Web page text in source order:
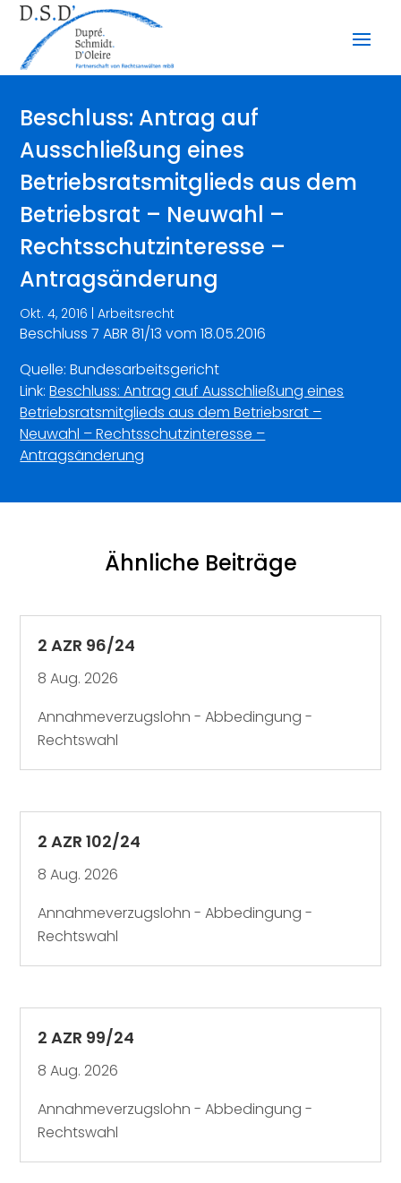
Beschluss: Antrag auf
Ausschließung eines
Betriebsratsmitglieds aus dem
Betriebsrat – Neuwahl –
Rechtsschutzinteresse –
Antragsänderung
Okt. 4, 2016 |Arbeitsrecht
Beschluss 7 ABR 81/13 vom 18.05.2016
Quelle: Bundesarbeitsgericht
Link:Beschluss: Antrag auf Ausschließung eines
Betriebsratsmitglieds aus dem Betriebsrat –
Neuwahl – Rechtsschutzinteresse –
Antragsänderung
Ähnliche Beiträge
2 AZR 96/24
8 Aug. 2026
Annahmeverzugslohn - Abbedingung -
Rechtswahl
2 AZR 102/24
8 Aug. 2026
Annahmeverzugslohn - Abbedingung -
Rechtswahl
2 AZR 99/24
8 Aug. 2026
Annahmeverzugslohn - Abbedingung -
Rechtswahl